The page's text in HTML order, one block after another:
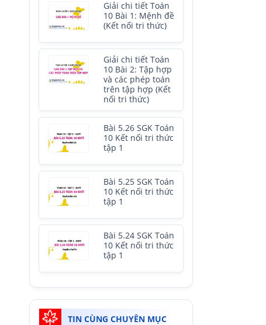
Giải chi tiết Toán
10 Bài 1: Mệnh đề
(Kết nối tri thức)
Giải chi tiết Toán
10 Bài 2: Tập hợp
và các phép toán
trên tập hợp (Kết
nối tri thức)
Bài 5.26 SGK Toán
10 Kết nối tri thức
tập 1
Bài 5.25 SGK Toán
10 Kết nối tri thức
tập 1
Bài 5.24 SGK Toán
10 Kết nối tri thức
tập 1
TIN CÙNG CHUYÊN MỤC